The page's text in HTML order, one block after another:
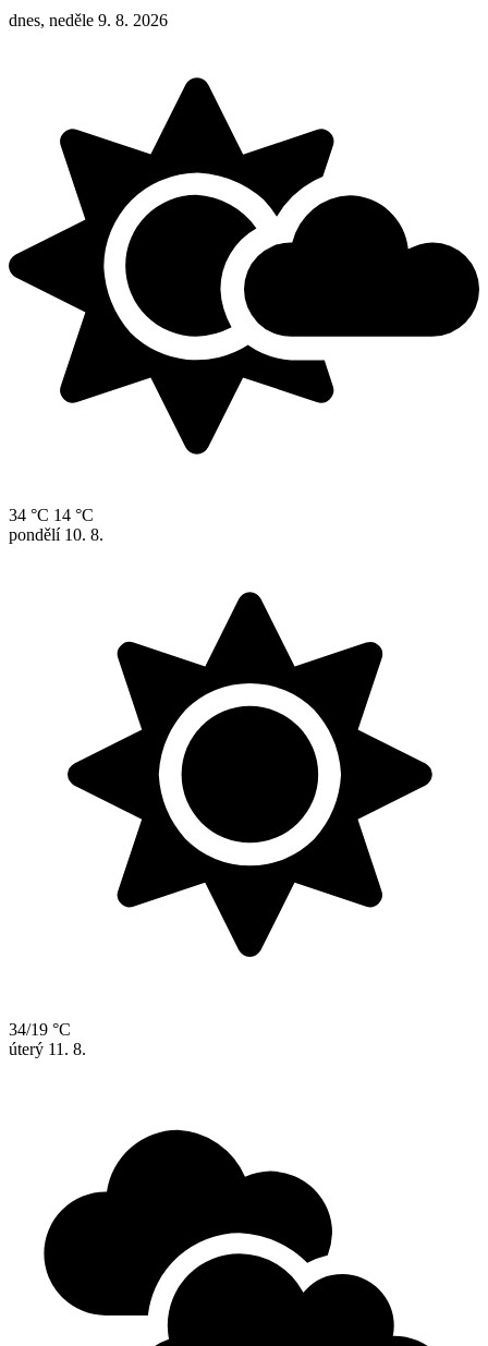
dnes, neděle 9. 8. 2026
34 °C 14 °C
pondělí 10. 8.
34/19 °C
úterý 11. 8.